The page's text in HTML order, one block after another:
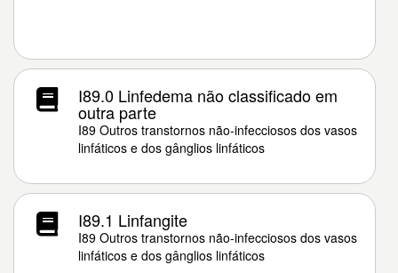
I89.0 Linfedema não classificado em
outra parte
I89 Outros transtornos não-infecciosos dos vasos
linfáticos e dos gânglios linfáticos
I89.1 Linfangite
I89 Outros transtornos não-infecciosos dos vasos
linfáticos e dos gânglios linfáticos